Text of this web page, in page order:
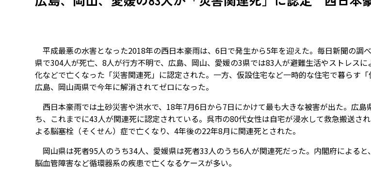
平成最悪の水害となった2018年の西日本豪雨は、6日で発生から5年を迎えた。毎日新聞の調
県で304人が死亡、8人が行方不明で、広島、岡山、愛媛の3県では83人が避難生活やストレスに
化などで亡くなった「災害関連死」に認定された。一方、仮設住宅など一時的な住宅で暮らす「
広島、岡山両県で今年に解消されてゼロになった。
西日本豪雨では土砂災害や洪水で、18年7月6日から7日にかけて最も大きな被害が出た。広島
ち、これまでに43人が関連死に認定されている。呉市の80代女性は自宅が浸水して救急搬送さ
よる脳塞栓（そくせん）症で亡くなり、4年後の22年8月に関連死とされた。
岡山県は死者95人のうち34人、愛媛県は死者33人のうち6人が関連死だった。内閣府によると
脳血管障害など循環器系の疾患で亡くなるケースが多い。